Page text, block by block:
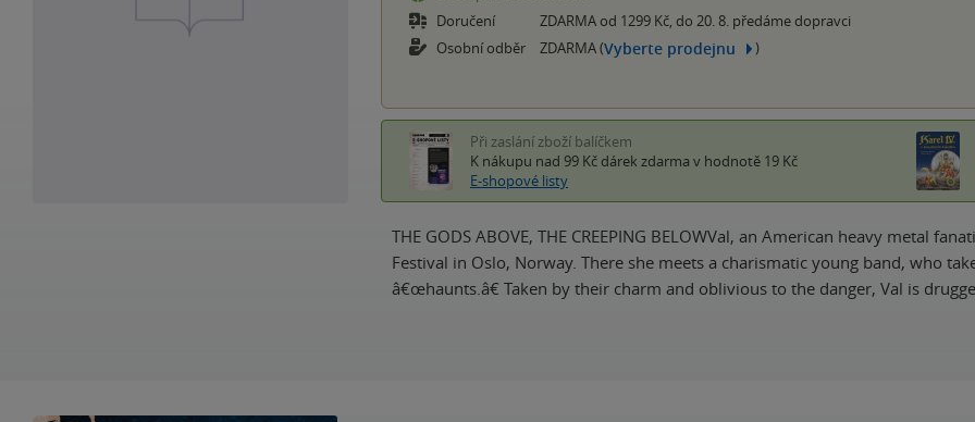
Doručení
ZDARMA od 1299 Kč, do 20. 8. předáme dopravci
Osobní odběr
ZDARMA (Vyberte prodejnu )
Při zaslání zboží balíčkem
K nákupu nad 99 Kč dárek zdarma v hodnotě 19 Kč
E-shopové listy
THE GODS ABOVE, THE CREEPING BELOWVal, an American heavy metal
Festival in Oslo, Norway. There she meets a charismatic young band, who
â€œhaunts.â€ Taken by their charm and oblivious to the danger, Val is